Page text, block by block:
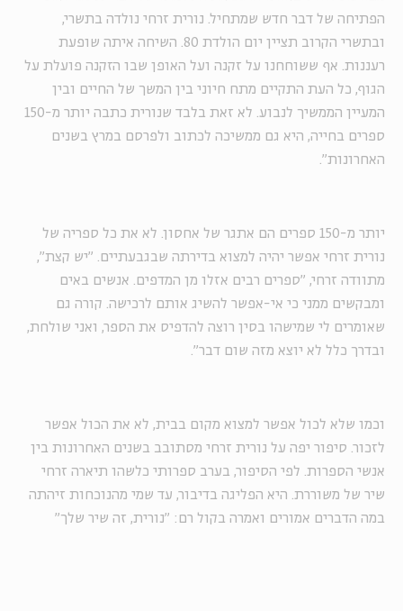
הפתיחה של דבר חדש שמתחיל. נורית זרחי נולדה בתשרי,
ובתשרי הקרוב תציין יום הולדת 80. השיחה איתה שופעת
רעננות. אף ששוחחנו על זקנה ועל האופן שבו הזקנה פועלת על
הגוף, כל העת התקיים מתח חיוני בין המשך של החיים ובין
המעיין הממשיך לנבוע. לא זאת בלבד שנורית כתבה יותר מ-150
ספרים בחייה, היא גם ממשיכה לכתוב ולפרסם במרץ בשנים
האחרונות".
יותר מ-150 ספרים הם אתגר של אחסון. לא את כל ספריה של
נורית זרחי אפשר יהיה למצוא בדירתה שבגבעתיים. "יש קצת",
מתוודה זרחי, "ספרים רבים אזלו מן המדפים. אנשים באים
ומבקשים ממני כי אי-אפשר להשיג אותם לרכישה. קורה גם
שאומרים לי שמישהו בסין רוצה להדפיס את הספר, ואני שולחת,
ובדרך כלל לא יוצא מזה שום דבר".
וכמו שלא לכול אפשר למצוא מקום בבית, לא את הכול אפשר
לזכור. סיפור יפה על נורית זרחי מסתובב בשנים האחרונות בין
אנשי הספרות. לפי הסיפור, בערב ספרותי כלשהו תיארה זרחי
שיר של משוררת. היא הפליגה בדיבור, עד שמי מהנוכחות זיהתה
במה הדברים אמורים ואמרה בקול רם: "נורית, זה שיר שלך"